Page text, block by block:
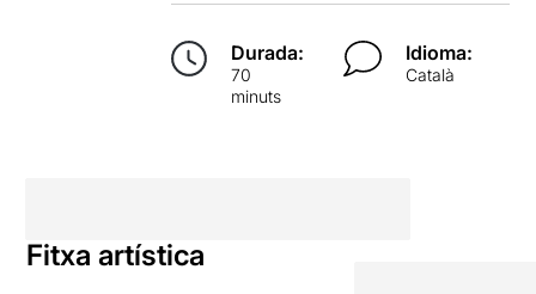
Durada:
70
minuts
Idioma:
Català
Fitxa artística